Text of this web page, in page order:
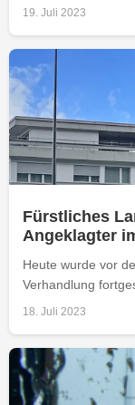
19. Juli 2023
Fürstliches
Angeklagter
Heute wurde vor
Verhandlung
18. Juli 2023